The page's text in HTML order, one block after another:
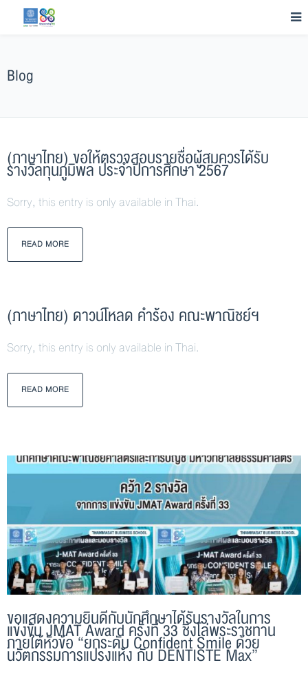
Blog
(ภาษาไทย) ขอให้ตรวจสอบรายชื่อผู้สมควรได้รับ
รางวัลทุนภูมิพล ประจำปีการศึกษา 2567
Sorry, this entry is only available in Thai.
READ MORE
(ภาษาไทย) ดาวน์โหลด คำร้อง คณะพาณิชย์ฯ
Sorry, this entry is only available in Thai.
READ MORE
ขอแสดงความยินดีกับนักศึกษาได้รับรางวัลในการ
แข่งขัน JMAT Award ครั้งที่ 33 ชิงโล่พระราชทาน
ภายใต้หัวข้อ “ยกระดับ Confident Smile ด้วย
นวัตกรรมการแปรงแห้ง กับ DENTISTE Max”